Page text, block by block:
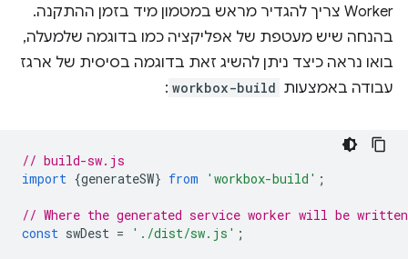
Worker צריך להגדיר מראש במטמון מיד בזמן ההתקנה.
בהנחה שיש מעטפת של אפליקציה כמו בדוגמה שלמעלה,
בואו נראה כיצד ניתן להשיג זאת בדוגמה בסיסית של ארגז
עבודה באמצעות workbox-build
:
// build-sw.js
import {generateSW} from 'workbox-build' ;
// Where the generated service worker will be
const swDest = './dist/sw.js' ;